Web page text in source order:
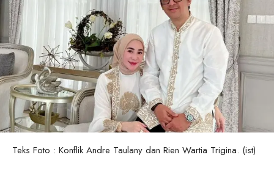
Teks Foto : Konflik Andre Taulany dan Rien Wartia Trigina. (ist)